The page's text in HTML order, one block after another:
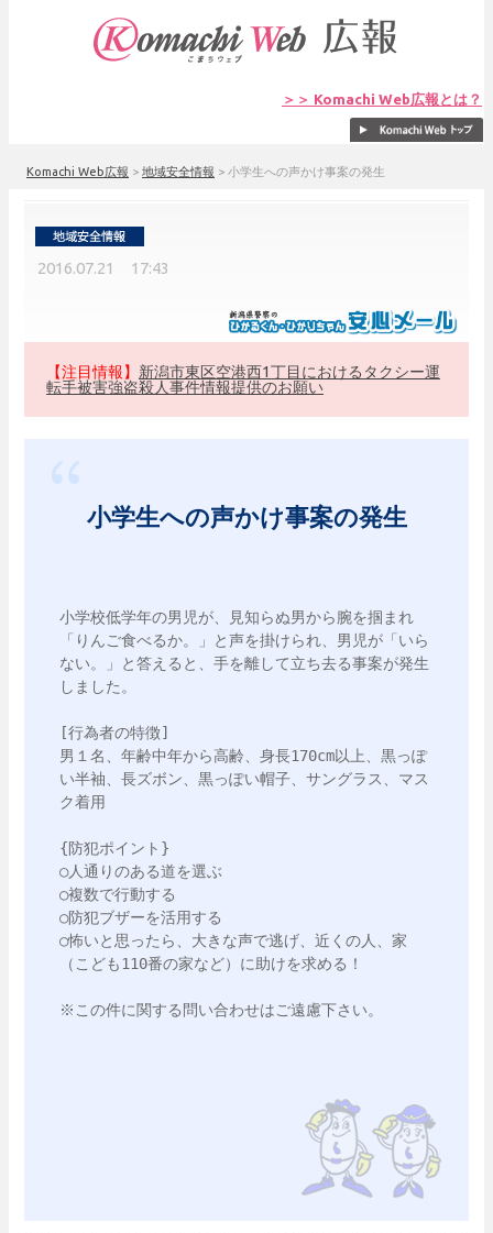
＞＞ Komachi Web広報とは？
Komachi Web広報 > 地域安全情報 > 小学生への声かけ事案の発生
2016.07.21 17:43
【注目情報】 新潟市東区空港西1丁目におけるタクシー運
転手被害強盗殺人事件情報提供のお願い
小学生への声かけ事案の発生
小学校低学年の男児が、見知らぬ男から腕を掴まれ
「りんご食べるか。」と声を掛けられ、男児が「いら
ない。」と答えると、手を離して立ち去る事案が発生
しました。
[行為者の特徴]
男１名、年齢中年から高齢、身長170cm以上、黒っぽ
い半袖、長ズボン、黒っぽい帽子、サングラス、マス
ク着用
{防犯ポイント}
○人通りのある道を選ぶ
○複数で行動する
○防犯ブザーを活用する
○怖いと思ったら、大きな声で逃げ、近くの人、家
（こども110番の家など）に助けを求める！
※この件に関する問い合わせはご遠慮下さい。